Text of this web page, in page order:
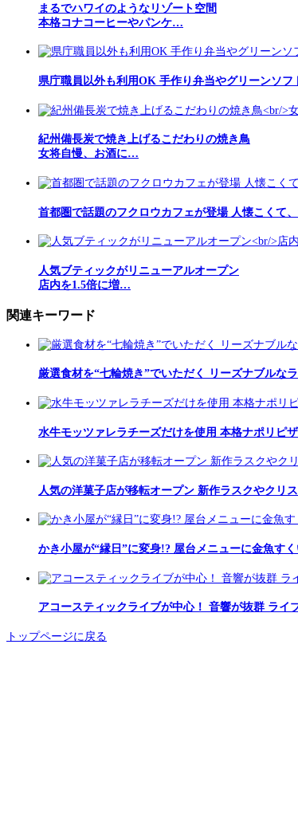
まるでハワイのようなリゾート空間
本格コナコーヒーやパンケ…
県庁職員以外も利用OK 手作り弁当やグリーンソフ
紀州備長炭で焼き上げるこだわりの焼き鳥
女将自慢、お酒に…
首都圏で話題のフクロウカフェが登場 人懐こくて
人気ブティックがリニューアルオープン
店内を1.5倍に増…
関連キーワード
厳選食材を“七輪焼き”でいただく リーズナブルな
水牛モッツァレラチーズだけを使用 本格ナポリピ
人気の洋菓子店が移転オープン 新作ラスクやクリ
かき小屋が“縁日”に変身!? 屋台メニューに金魚す
アコースティックライブが中心！ 音響が抜群 ライ
トップページに戻る